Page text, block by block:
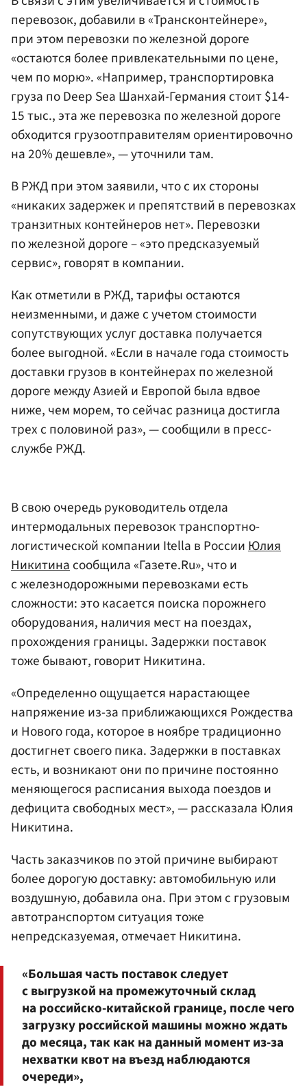
перевозок, добавили в «Трансконтейнере»,
при этом перевозки по железной дороге
«остаются более привлекательными по цене,
чем по морю». «Например, транспортировка
груза по Deep Sea Шанхай-Германия стоит $14-
15 тыс., эта же перевозка по железной дороге
обходится грузоотправителям ориентировочно
на 20% дешевле», — уточнили там.
В РЖД при этом заявили, что с их стороны
«никаких задержек и препятствий в перевозках
транзитных контейнеров нет». Перевозки
по железной дороге – «это предсказуемый
сервис», говорят в компании.
Как отметили в РЖД, тарифы остаются
неизменными, и даже с учетом стоимости
сопутствующих услуг доставка получается
более выгодной. «Если в начале года стоимость
доставки грузов в контейнерах по железной
дороге между Азией и Европой была вдвое
ниже, чем морем, то сейчас разница достигла
трех с половиной раз», — сообщили в пресс-
службе РЖД.
В свою очередь руководитель отдела
интермодальных перевозок транспортно-
логистической компании Itella в РоссииЮлия
Никитинасообщила «Газете.Ru», что и
с железнодорожными перевозками есть
сложности: это касается поиска порожнего
оборудования, наличия мест на поездах,
прохождения границы. Задержки поставок
тоже бывают, говорит Никитина.
«Определенно ощущается нарастающее
напряжение из-за приближающихся Рождества
и Нового года, которое в ноябре традиционно
достигнет своего пика. Задержки в поставках
есть, и возникают они по причине постоянно
меняющегося расписания выхода поездов и
дефицита свободных мест», — рассказала Юлия
Никитина.
Часть заказчиков по этой причине выбирают
более дорогую доставку: автомобильную или
воздушную, добавила она. При этом с грузовым
автотранспортом ситуация тоже
непредсказуемая, отмечает Никитина.
«Большая часть поставок следует
с выгрузкой на промежуточный склад
на российско-китайской границе, после чего
загрузку российской машины можно ждать
до месяца, так как на данный момент из-за
нехватки квот на въезд наблюдаются
очереди»,